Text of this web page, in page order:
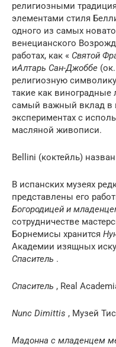
религиозными
элементами стиля
одного из самых
венецианского
работах, как « Святой
иАлтарь Сан-Джоббе
религиозную
такие как
самый важный вклад в
экспериментах с
масляной живописи.
Bellini (коктейль)
В испанских музеях
представлены его
Богородицей и
сотрудничестве
Борнемисы хранится
Академии изящных
Спаситель .
Спаситель , Real
Nunc Dimittis , Музей
Мадонна с младенцем